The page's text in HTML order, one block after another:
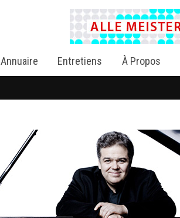
Annuaire Entretiens À Propos